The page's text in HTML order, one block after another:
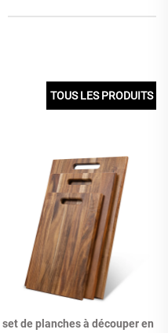
TOUS LES PRODUITS
set de planches à découper en